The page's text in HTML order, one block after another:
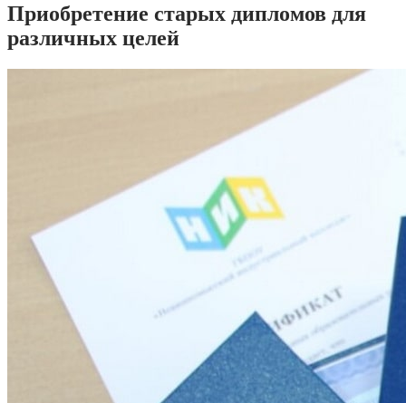
Приобретение старых дипломов для
различных целей